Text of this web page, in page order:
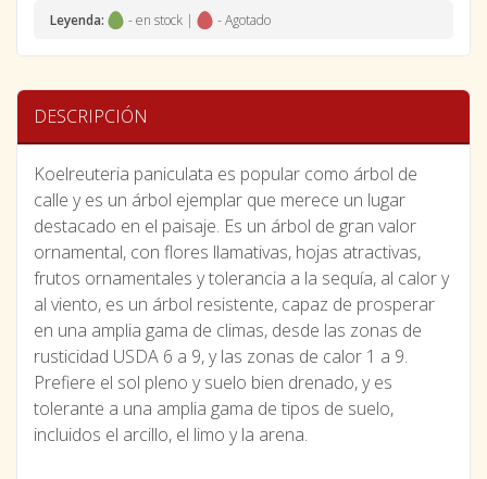
Leyenda: - en stock | - Agotado
DESCRIPCIÓN
Koelreuteria paniculata es popular como árbol de
calle y es un árbol ejemplar que merece un lugar
destacado en el paisaje. Es un árbol de gran valor
ornamental, con flores llamativas, hojas atractivas,
frutos ornamentales y tolerancia a la sequía, al calor y
al viento, es un árbol resistente, capaz de prosperar
en una amplia gama de climas, desde las zonas de
rusticidad USDA 6 a 9, y las zonas de calor 1 a 9.
Prefiere el sol pleno y suelo bien drenado, y es
tolerante a una amplia gama de tipos de suelo,
incluidos el arcillo, el limo y la arena.